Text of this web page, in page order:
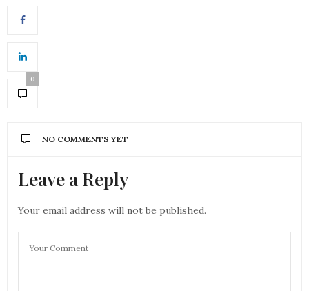
0
NO COMMENTS YET
Leave a Reply
Your email address will not be published.